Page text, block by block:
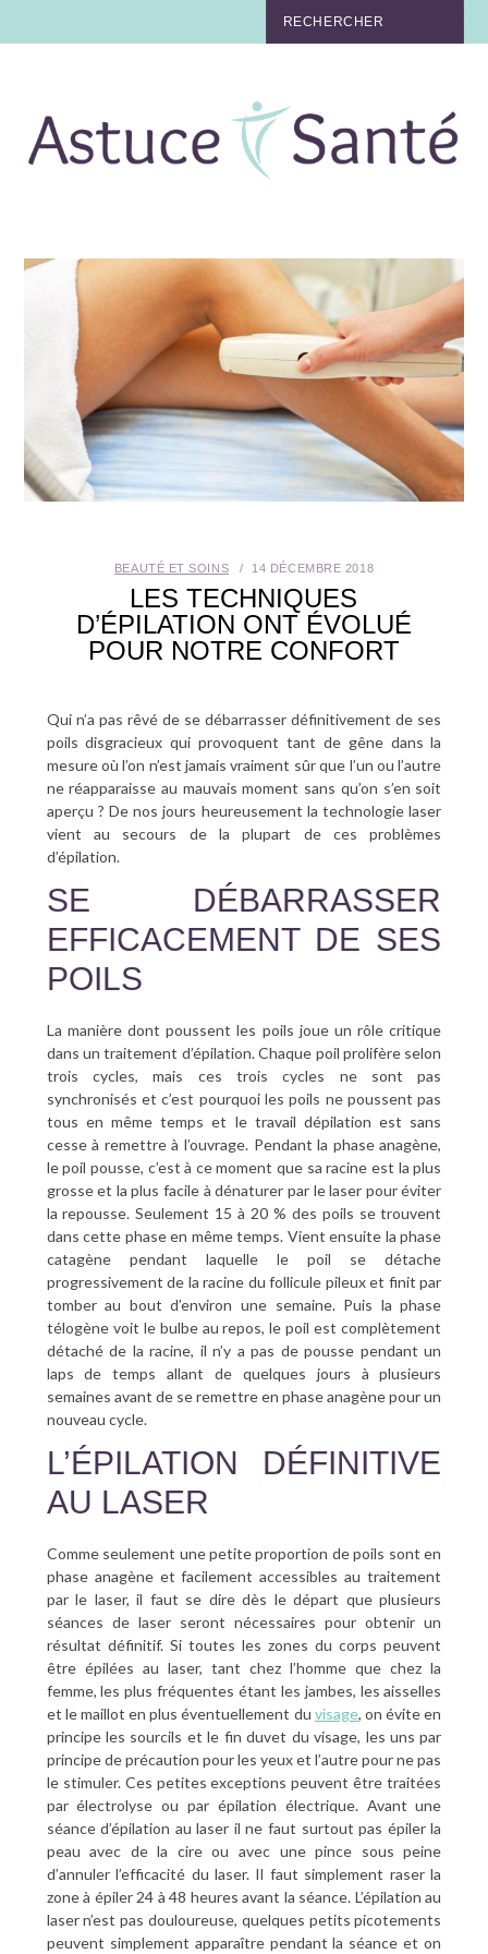
TABAC
NUTRITION
MÉDECINE
MÉDECINE DOUCE
BIEN-ÊTRE
BEAUTÉ ET SOINS 14 DÉCEMBRE 2018
LES TECHNIQUES
D’ÉPILATION ONT ÉVOLUÉ
POUR NOTRE CONFORT
Qui n’a pas rêvé de se débarrasser définitivement de ses
poils disgracieux qui provoquent tant de gêne dans la
mesure où l’on n’est jamais vraiment sûr que l’un ou l’autre
ne réapparaisse au mauvais moment sans qu’on s’en soit
aperçu ? De nos jours heureusement la technologie laser
vient au secours de la plupart de ces problèmes
d’épilation.
SE DÉBARRASSER
EFFICACEMENT DE SES
POILS
La manière dont poussent les poils joue un rôle critique
dans un traitement d’épilation. Chaque poil prolifère selon
trois cycles, mais ces trois cycles ne sont pas
synchronisés et c’est pourquoi les poils ne poussent pas
tous en même temps et le travail dépilation est sans
cesse à remettre à l’ouvrage. Pendant la phase anagène,
le poil pousse, c’est à ce moment que sa racine est la plus
grosse et la plus facile à dénaturer par le laser pour éviter
la repousse. Seulement 15 à 20 % des poils se trouvent
dans cette phase en même temps. Vient ensuite la phase
catagène pendant laquelle le poil se détache
progressivement de la racine du follicule pileux et finit par
tomber au bout d’environ une semaine. Puis la phase
télogène voit le bulbe au repos, le poil est complètement
détaché de la racine, il n’y a pas de pousse pendant un
laps de temps allant de quelques jours à plusieurs
semaines avant de se remettre en phase anagène pour un
nouveau cycle.
L’ÉPILATION DÉFINITIVE
AU LASER
Comme seulement une petite proportion de poils sont en
phase anagène et facilement accessibles au traitement
par le laser, il faut se dire dès le départ que plusieurs
séances de laser seront nécessaires pour obtenir un
résultat définitif. Si toutes les zones du corps peuvent
être épilées au laser, tant chez l’homme que chez la
femme, les plus fréquentes étant les jambes, les aisselles
et le maillot en plus éventuellement du visage, on évite en
principe les sourcils et le fin duvet du visage, les uns par
principe de précaution pour les yeux et l’autre pour ne pas
le stimuler. Ces petites exceptions peuvent être traitées
par électrolyse ou par épilation électrique. Avant une
séance d’épilation au laser il ne faut surtout pas épiler la
peau avec de la cire ou avec une pince sous peine
d’annuler l’efficacité du laser. Il faut simplement raser la
zone à épiler 24 à 48 heures avant la séance. L’épilation au
laser n’est pas douloureuse, quelques petits picotements
peuvent simplement apparaître pendant la séance et on